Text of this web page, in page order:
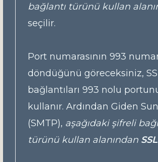
bağlantı türünü kullan
seçilir.
Port numarasının 993
döndüğünü göreceksiniz,
bağlantıları 993 nolu
kullanır. Ardından Giden
(SMTP), aşağıdaki şifreli
türünü kullan alanından SSL